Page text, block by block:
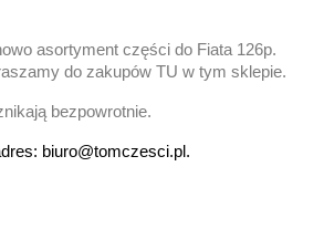
favorite_border
asortyment części do Fiata 126p.
do zakupów TU w tym sklepie.
bezpowrotnie.
biuro@tomczesci.pl.